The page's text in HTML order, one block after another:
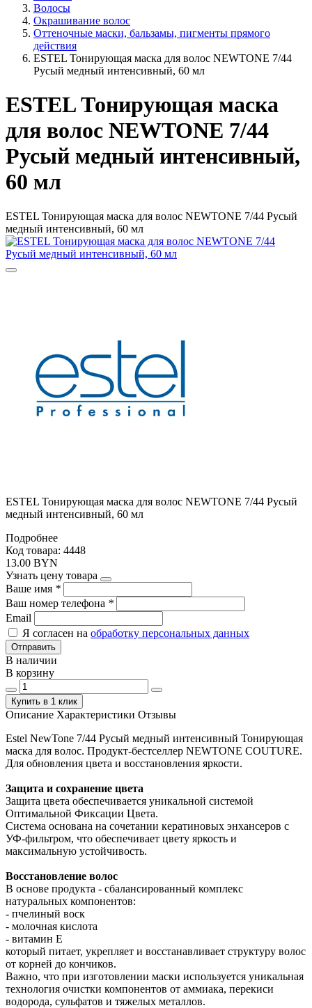
Волосы
Окрашивание волос
Оттеночные маски, бальзамы, пигменты прямого
действия
ESTEL Тонирующая маска для волос NEWTONE 7/44
Русый медный интенсивный, 60 мл
ESTEL Тонирующая маска
для волос NEWTONE 7/44
Русый медный интенсивный,
60 мл
ESTEL Тонирующая маска для волос NEWTONE 7/44 Русый
медный интенсивный, 60 мл
ESTEL Тонирующая маска для волос NEWTONE 7/44 Русый
медный интенсивный, 60 мл
Подробнее
Код товара: 4448
13.00 BYN
Узнать цену товара
Ваше имя *
Ваш номер телефона *
Email
Я согласен на обработку персональных данных
Отправить
В наличии
В корзину
Купить в 1 клик
Описание Характеристики Отзывы
Estel NewTone 7/44 Русый медный интенсивный Тонирующая
маска для волос. Продукт-бестселлер NEWTONE COUTURE.
Для обновления цвета и восстановления яркости.
Защита и сохранение цвета
Защита цвета обеспечивается уникальной системой
Оптимальной Фиксации Цвета.
Система основана на сочетании кератиновых энхансеров с
УФ-фильтром, что обеспечивает цвету яркость и
максимальную устойчивость.
Восстановление волос
В основе продукта - сбалансированный комплекс
натуральных компонентов:
- пчелиный воск
- молочная кислота
- витамин Е
который питает, укрепляет и восстанавливает структуру волос
от корней до кончиков.
Важно, что при изготовлении маски используется уникальная
технология очистки компонентов от аммиака, перекиси
водорода, сульфатов и тяжелых металлов.